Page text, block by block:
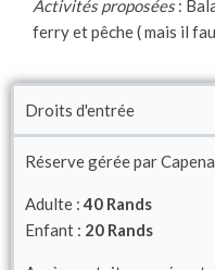
Activités proposées:
ferry et pêche ( mais il
Droits d'entrée
Réserve gérée par
Adulte :40 Rands
Enfant : 20 Rands